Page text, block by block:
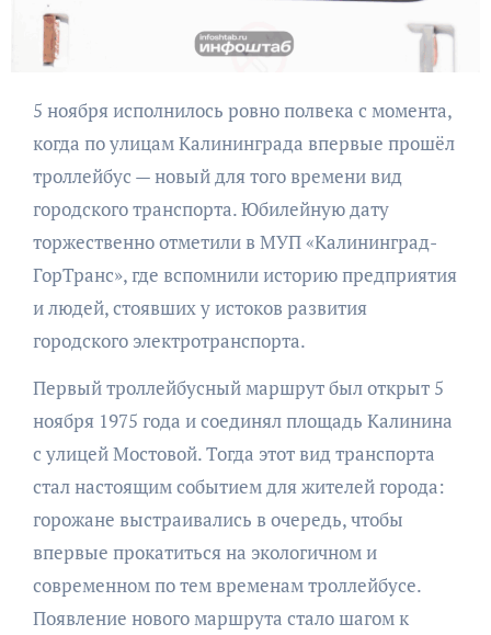
5 ноября исполнилось ровно полвека с момента,
когда по улицам Калининграда впервые прошёл
троллейбус — новый для того времени вид
городского транспорта. Юбилейную дату
торжественно отметили в МУП «Калининград-
ГорТранс», где вспомнили историю предприятия
и людей, стоявших у истоков развития
городского электротранспорта.
Первый троллейбусный маршрут был открыт 5
ноября 1975 года и соединял площадь Калинина
с улицей Мостовой. Тогда этот вид транспорта
стал настоящим событием для жителей города:
горожане выстраивались в очередь, чтобы
впервые прокатиться на экологичном и
современном по тем временам троллейбусе.
Появление нового маршрута стало шагом к